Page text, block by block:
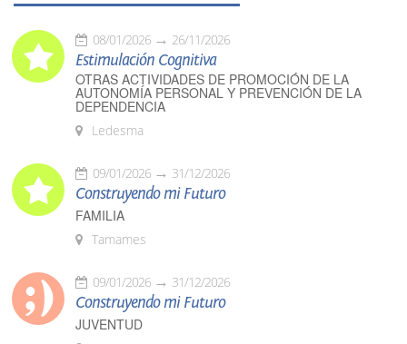
08/01/2026 26/11/2026
Estimulación Cognitiva
OTRAS ACTIVIDADES DE PROMOCIÓN DE LA
AUTONOMÍA PERSONAL Y PREVENCIÓN DE LA
DEPENDENCIA
Ledesma
09/01/2026 31/12/2026
Construyendo mi Futuro
FAMILIA
Tamames
09/01/2026 31/12/2026
Construyendo mi Futuro
JUVENTUD